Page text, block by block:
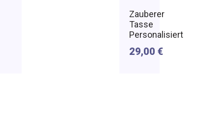
Zauberer
Tasse
Personalisiert
29,00 €